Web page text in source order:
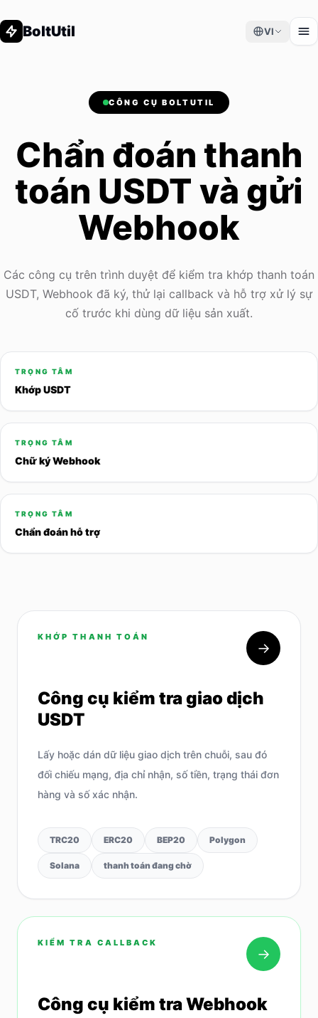
BoltUtil VI
CÔNG CỤ BOLTUTIL
Chẩn đoán thanh
toán USDT và gửi
Webhook
Các công cụ trên trình duyệt để kiểm tra khớp thanh toán
USDT, Webhook đã ký, thử lại callback và hỗ trợ xử lý sự
cố trước khi dùng dữ liệu sản xuất.
TRỌNG TÂM
Khớp USDT
TRỌNG TÂM
Chữ ký Webhook
TRỌNG TÂM
Chẩn đoán hỗ trợ
KHỚP THANH TOÁN
→
Công cụ kiểm tra giao dịch
USDT
Lấy hoặc dán dữ liệu giao dịch trên chuỗi, sau đó
đối chiếu mạng, địa chỉ nhận, số tiền, trạng thái đơn
hàng và số xác nhận.
TRC20 ERC20 BEP20 Polygon
Solana thanh toán đang chờ
KIỂM TRA CALLBACK
→
Công cụ kiểm tra Webhook